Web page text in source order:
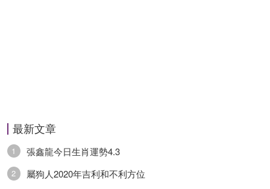
最新文章
1 張鑫龍今日生肖運勢4.3
2 屬狗人2020年吉利和不利方位